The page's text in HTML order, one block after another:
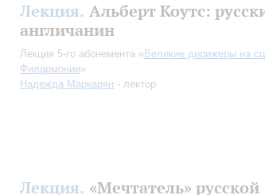
Лекция. Альберт Коутс:
англичанин
Лекция 5-го абонемента « Великие дирижеры на
Филармонии»
Надежда Маркарян - лектор
Лекция. «Мечтатель» русской